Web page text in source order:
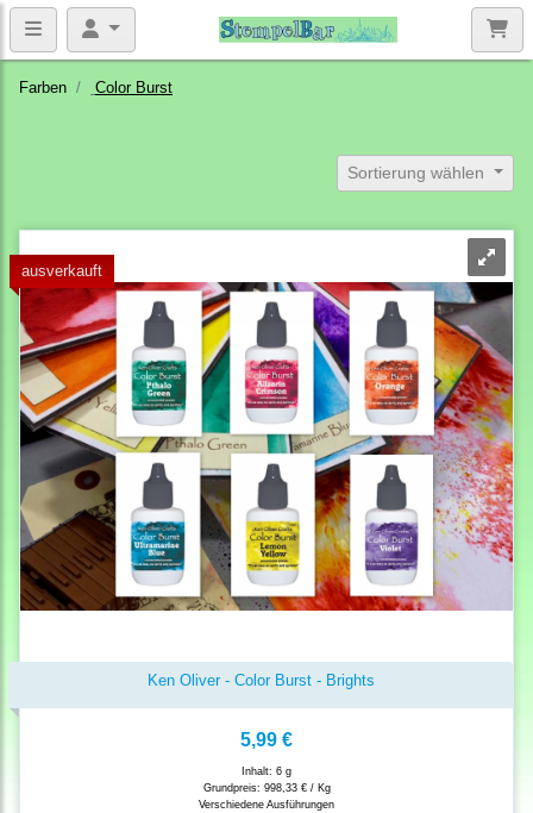
Farben Color Burst
Sortierung wählen
ausverkauft
Ken Oliver - Color Burst - Brights
5,99 €
Inhalt: 6 g
Grundpreis: 998,33 € / Kg
Verschiedene Ausführungen